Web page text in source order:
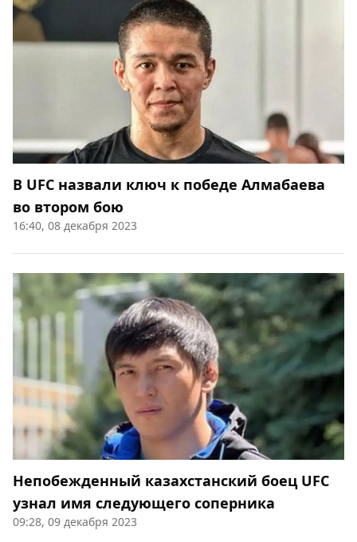
В UFC назвали ключ к победе Алмабаева
во втором бою
16:40, 08 декабря 2023
Непобежденный казахстанский боец UFC
узнал имя следующего соперника
09:28, 09 декабря 2023